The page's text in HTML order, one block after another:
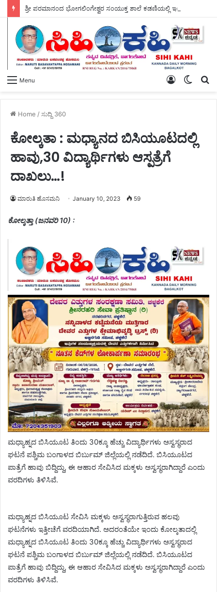
Menu
Switch
Log
Home /ಸುದ್ದಿ 360
ಕೋಲ್ಕತಾ : ಮಧ್ಯಾನದ ಬಿಸಿಯೂಟದಲ್ಲಿ
ಹಾವು,30 ವಿದ್ಯಾರ್ಥಿಗಳು ಆಸ್ಪತ್ರೆಗೆ
ದಾಖಲು…!
ಮಾರುತಿ ಹೊಸಮನಿ January 10, 2023 59
ಕೋಲ್ಕತ್ತಾ (ಜನವರಿ 10) :
ಮಧ್ಯಾಹ್ನದ ಬಿಸಿಯೂಟ ತಿಂದು 30ಕ್ಕೂ ಹೆಚ್ಚು ವಿದ್ಯಾರ್ಥಿಗಳು ಅಸ್ವಸ್ಥರಾದ
ಘಟನೆ ಪಶ್ಚಿಮ ಬಂಗಾಳದ ಬಿರ್ಬುಮ್‌ ಜಿಲ್ಲೆಯಲ್ಲಿ ನಡೆದಿದೆ. ಬಿಸಿಯೂಟದ
ಪಾತ್ರೆಗೆ ಹಾವು ಬಿದ್ದಿದ್ದು, ಈ ಆಹಾರ ಸೇವಿಸಿದ ಮಕ್ಕಳು ಅಸ್ವಸ್ಥರಾಗಿದ್ದಾರೆ ಎಂದು
ವರದಿಗಳು ತಿಳಿಸಿವೆ.
ಮಧ್ಯಾಹ್ನದ ಬಿಸಿಯೂಟ ಸೇವಿಸಿ ಮಕ್ಕಳು ಅಸ್ವಸ್ಥರಾಗುತ್ತಿರುವ ಹಲವು
ಘಟನೆಗಳು ಇತ್ತೀಚೆಗೆ ವರದಿಯಾಗಿದೆ. ಅದರಂತೆಯೇ ಇಂದು ಕೋಲ್ಕತಾದಲ್ಲಿ
ಮಧ್ಯಾಹ್ನದ ಬಿಸಿಯೂಟ ತಿಂದು 30ಕ್ಕೂ ಹೆಚ್ಚು ವಿದ್ಯಾರ್ಥಿಗಳು ಅಸ್ವಸ್ಥರಾದ
ಘಟನೆ ಪಶ್ಚಿಮ ಬಂಗಾಳದ ಬಿರ್ಬುಮ್‌ ಜಿಲ್ಲೆಯಲ್ಲಿ ನಡೆದಿದೆ. ಬಿಸಿಯೂಟದ
ಪಾತ್ರೆಗೆ ಹಾವು ಬಿದ್ದಿದ್ದು, ಈ ಆಹಾರ ಸೇವಿಸಿದ ಮಕ್ಕಳು ಅಸ್ವಸ್ಥರಾಗಿದ್ದಾರೆ ಎಂದು
ವರದಿಗಳು ತಿಳಿಸಿವೆ.